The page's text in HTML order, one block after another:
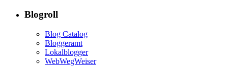
Blogroll
Blog Catalog
Bloggeramt
Lokalblogger
WebWegWeiser